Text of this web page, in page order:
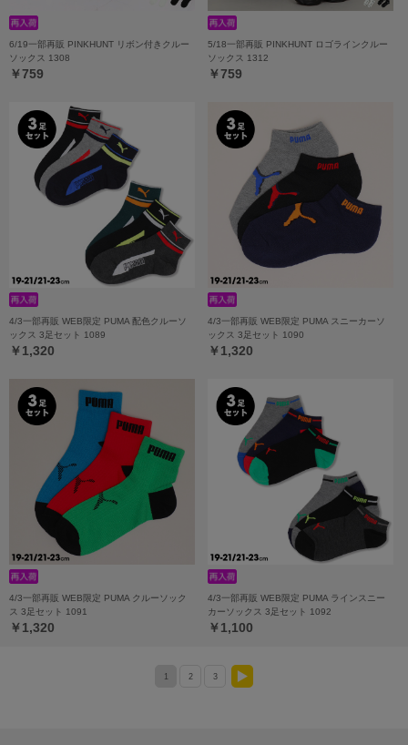
6/19一部再販 PINKHUNT リボン付きクルー
ソックス 1308
￥759
5/18一部再販 PINKHUNT ロゴラインクルー
ソックス 1312
￥759
4/3一部再販 WEB限定 PUMA 配色クルーソ
ックス 3足セット 1089
￥1,320
4/3一部再販 WEB限定 PUMA スニーカーソ
ックス 3足セット 1090
￥1,320
4/3一部再販 WEB限定 PUMA クルーソック
ス 3足セット 1091
￥1,320
4/3一部再販 WEB限定 PUMA ラインスニー
カーソックス 3足セット 1092
￥1,100
1 2 3